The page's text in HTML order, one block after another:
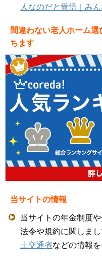
人なのだと覚悟｜み
間違わない老人ホーム
ちます
当サイトの情報
当サイトの年金制度
法令や規約に関しまし
土交通省などの情報